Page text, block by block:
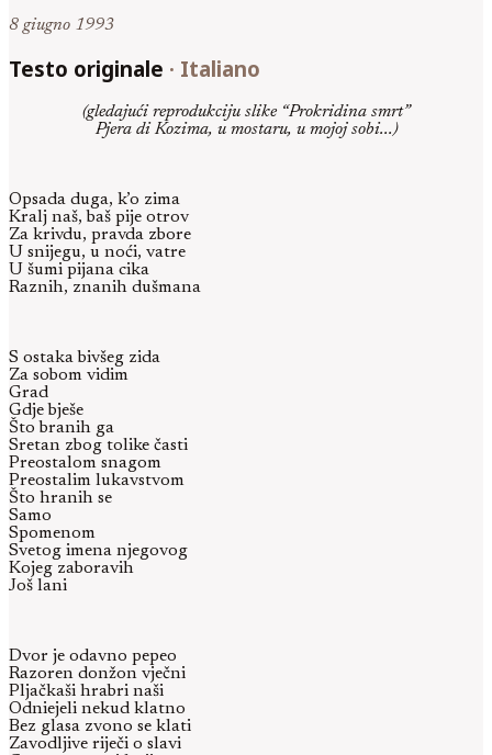
8 giugno 1993
Testo originale · Italiano
(gledajući reprodukciju slike “Prokridina smrt”
Pjera di Kozima, u mostaru, u mojoj sobi...)
Opsada duga, k’o zima
Kralj naš, baš pije otrov
Za krivdu, pravda zbore
U snijegu, u noći, vatre
U šumi pijana cika
Raznih, znanih dušmana
S ostaka bivšeg zida
Za sobom vidim
Grad
Gdje bješe
Što branih ga
Sretan zbog tolike časti
Preostalom snagom
Preostalim lukavstvom
Što hranih se
Samo
Spomenom
Svetog imena njegovog
Kojeg zaboravih
Još lani
Dvor je odavno pepeo
Razoren donžon vječni
Pljačkaši hrabri naši
Odniejeli nekud klatno
Bez glasa zvono se klati
Zavodljive riječi o slavi